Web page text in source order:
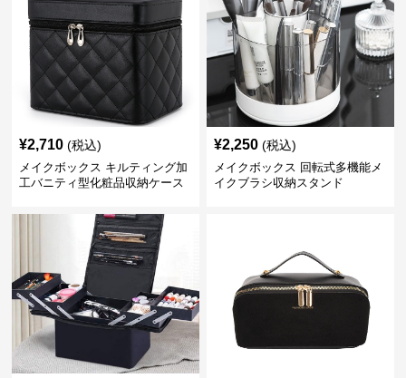
¥2,710 (税込)
メイクボックス キルティング加
工バニティ型化粧品収納ケース
¥2,250 (税込)
メイクボックス 回転式多機能メ
イクブラシ収納スタンド